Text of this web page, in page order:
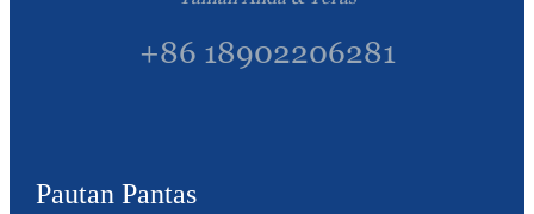
+86 18902206281
Pautan Pantas